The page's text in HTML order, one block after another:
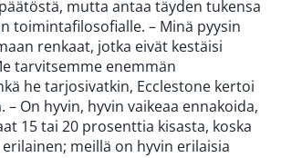
mutta antaa täyden tukensa
toimintafilosofialle. – Minä pyysin
renkaat, jotka eivät kestäisi
tarvitsemme enemmän
he tarjosivatkin, Ecclestone kertoi
– On hyvin, hyvin vaikeaa ennakoida,
15 tai 20 prosenttia kisasta, koska
meillä on hyvin erilaisia